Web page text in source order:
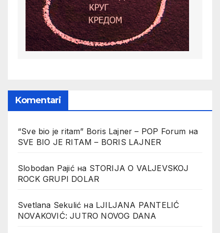
Komentari
“Sve bio je ritam” Boris Lajner – POP Forum на
SVE BIO JE RITAM – BORIS LAJNER
Slobodan Pajićна STORIJA O VALJEVSKOJ
ROCK GRUPI DOLAR
Svetlana Sekulić на LJILJANA PANTELIĆ
NOVAKOVIĆ: JUTRO NOVOG DANA